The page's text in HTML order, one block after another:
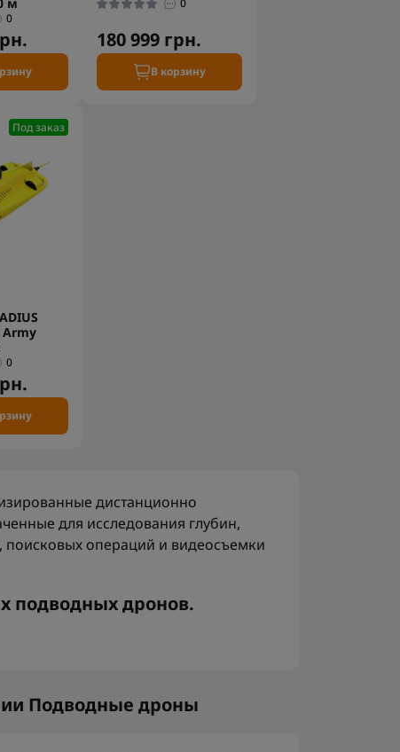
0
0
180 999 грн.
В корзину
Под заказ
Army
0
дистанционно
для исследования глубин,
операций и видеосъемки
подводных дронов.
Система стабилизации позволяет
Подводные дроны